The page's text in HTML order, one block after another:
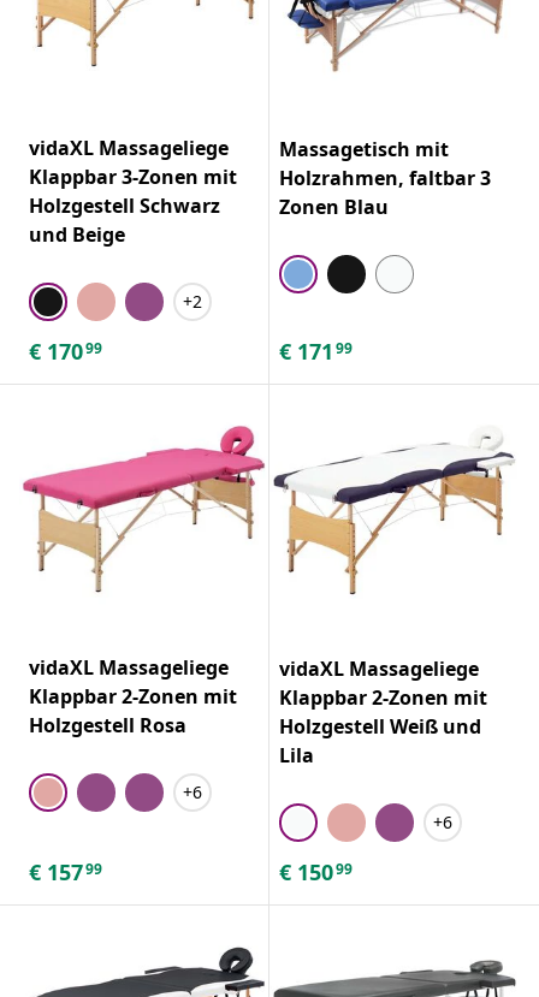
vidaXL Massageliege
Klappbar 3-Zonen mit
Holzgestell Schwarz
und Beige
+2
€ 17099
Massagetisch mit
Holzrahmen, faltbar 3
Zonen Blau
€ 171 99
vidaXL Massageliege
Klappbar 2-Zonen mit
Holzgestell Rosa
+6
€ 15799
vidaXL Massageliege
Klappbar 2-Zonen mit
Holzgestell Weiß und
Lila
+6
€ 15099